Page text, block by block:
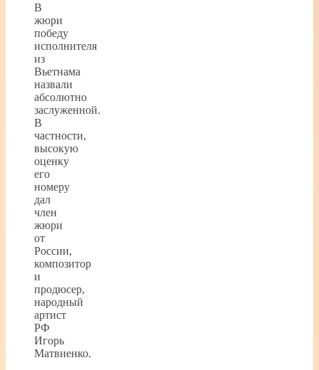
В
жюри
победу
исполнителя
из
Вьетнама
назвали
абсолютно
заслуженной.
В
частности,
высокую
оценку
его
номеру
дал
член
жюри
от
России,
композитор
и
продюсер,
народный
артист
РФ
Игорь
Матвиенко.